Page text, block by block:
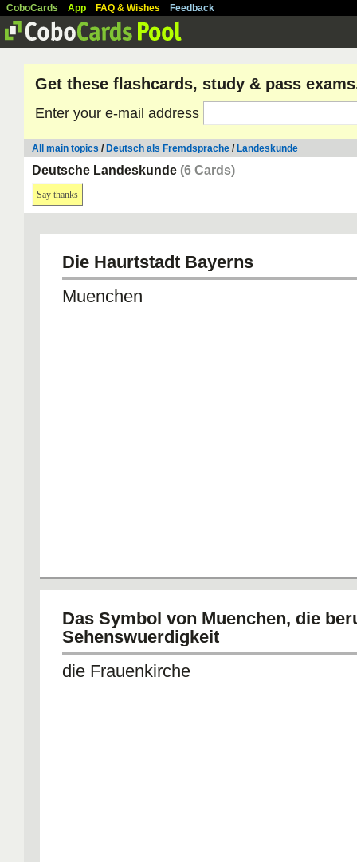
CoboCards App FAQ & Wishes Feedback
Get these flashcards, study & pass
Enter your e-mail address
All main topics / Deutsch als Fremdsprache / Landeskunde
Deutsche Landeskunde (6 Cards)
Say thanks
Die Haurtstadt Bayerns
Muenchen
Das Symbol von Muenchen, die
Sehenswuerdigkeit
die Frauenkirche